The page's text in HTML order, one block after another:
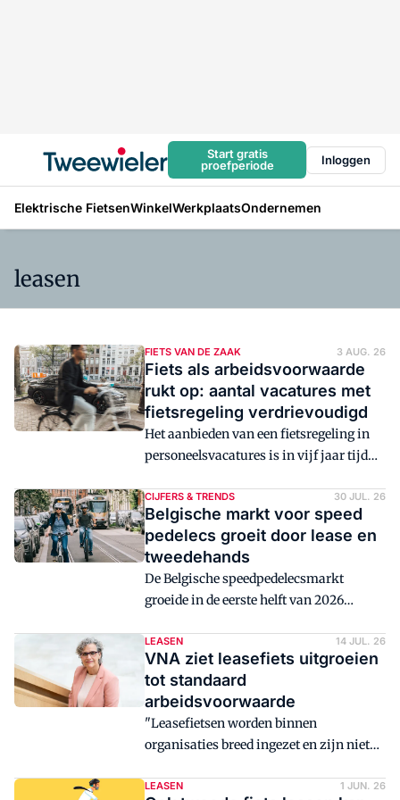
Start gratis
proefperiode
Inloggen
Elektrische FietsenWinkelWerkplaatsOndernemen
leasen
FIETS VAN DE ZAAK 3 AUG. 26
Fiets als arbeidsvoorwaarde
rukt op: aantal vacatures met
fietsregeling verdrievoudigd
Het aanbieden van een fietsregeling in
personeelsvacatures is in vijf jaar tijd
in 2021 nog in 4.047 vacatures een
fietsplan of leasefiets expliciet als
secundaire arbeidsvoorwaarde
noemden, is dat aantal in 2026
opgelopen naar 11.076.
CIJFERS & TRENDS 30 JUL. 26
Belgische markt voor speed
pedelecs groeit door lease en
tweedehands
De Belgische speedpedelecsmarkt
groeide in de eerste helft van 2026
registraties groeide sterk, aangejaagd
door leasecontracten en grote
vlootleveringen. Tegelijkertijd zorgt de
snel groeiende tweedehandsmarkt voor
een bredere doelgroep, waardoor de afzet
van speed pedelecs in Europa's grootste
LEASEN 14 JUL. 26
VNA ziet leasefiets uitgroeien
tot standaard
arbeidsvoorwaarde
"Leasefietsen worden binnen
organisaties breed ingezet en zijn niet
doelgroepen", stelt voorzitter Renate
LEASEN 1 JUN. 26